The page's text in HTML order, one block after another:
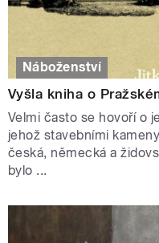
Náboženství
Vyšla kniha o
Velmi často se hovoří o
jehož stavebními
česká, německá a
bylo ...